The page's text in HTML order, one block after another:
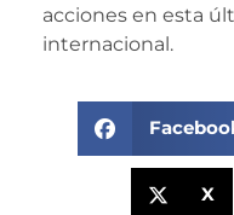
acciones en esta
internacional.
X